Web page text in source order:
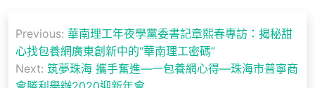
章
導
Previous: 華南理工年夜學黨委書記章熙春​專訪：​揭秘甜
心找包養網廣東創新中的“華南理工密碼”
Next: 筑夢珠海 攜手奮進—一包養網心得—珠海市普寧商